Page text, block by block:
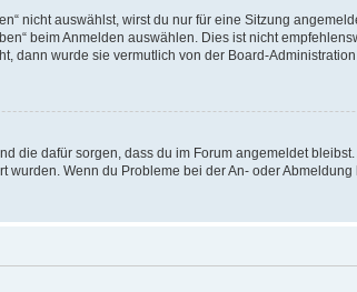
nicht auswählst, wirst du nur für eine Sitzung
beim Anmelden auswählen. Dies ist nicht
dann wurde sie vermutlich von der Board-
die dafür sorgen, dass du im Forum angemeldet
wurden. Wenn du Probleme bei der An- oder